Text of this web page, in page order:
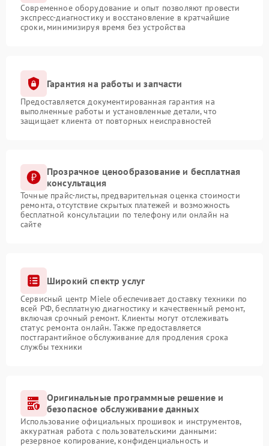
Современное оборудование и опыт позволяют провести
экспресс-диагностику и восстановление в кратчайшие
сроки, минимизируя время без устройства
Гарантия на работы и запчасти
Предоставляется документированная гарантия на
выполненные работы и установленные детали, что
защищает клиента от повторных неисправностей
Прозрачное ценообразование и бесплатная
консультация
Точные прайс-листы, предварительная оценка стоимости
ремонта, отсутствие скрытых платежей и возможность
бесплатной консультации по телефону или онлайн на
сайте
Широкий спектр услуг
Сервисный центр Miele обеспечивает доставку техники по
всей РФ, бесплатную диагностику и качественный ремонт,
включая срочный ремонт. Клиенты могут отслеживать
статус ремонта онлайн. Также предоставляется
постгарантийное обслуживание для продления срока
службы техники
Оригинальные программные решение и
безопасное обслуживание данных
Использование официальных прошивок и инструментов,
аккуратная работа с пользовательскими данными:
резервное копирование, конфиденциальность и